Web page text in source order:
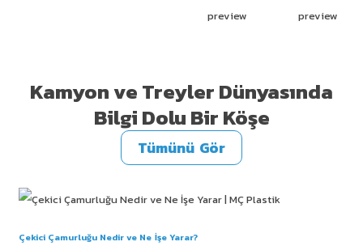
Kamyon ve Treyler Dünyasında
Bilgi Dolu Bir Köşe
Tümünü Gör
Çekici Çamurluğu Nedir ve Ne İşe Yarar?